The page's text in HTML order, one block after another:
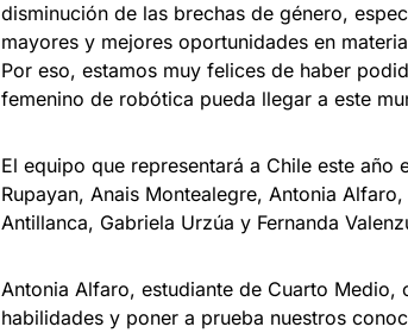
disminución de las brechas de género,
mayores y mejores oportunidades en
Por eso, estamos muy felices de haber
femenino de robótica pueda llegar a este
El equipo que representará a Chile este
Rupayan, Anais Montealegre, Antonia
Antillanca, Gabriela Urzúa y Fernanda
Antonia Alfaro, estudiante de Cuarto Medio,
habilidades y poner a prueba nuestros